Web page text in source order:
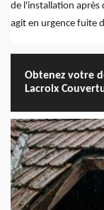
de l'installation après
agit en urgence fuite
Obtenez votre
Lacroix